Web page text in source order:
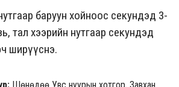
баруун хойноос секундэд 3-
тал хээрийн нутгаар секундэд
ширүүснэ.